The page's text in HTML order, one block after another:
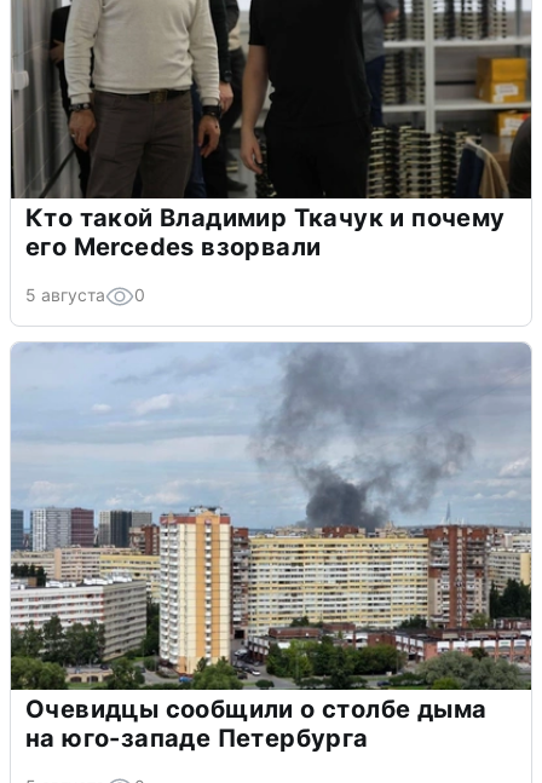
Кто такой Владимир Ткачук и почему
его Mercedes взорвали
5 августа 0
Очевидцы сообщили о столбе дыма
на юго-западе Петербурга